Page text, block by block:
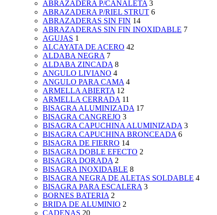
ABRAZADERA P/CANALETA 3
ABRAZADERA P/RIEL STRUT 6
ABRAZADERAS SIN FIN 14
ABRAZADERAS SIN FIN INOXIDABLE 7
AGUJAS 1
ALCAYATA DE ACERO 42
ALDABA NEGRA 7
ALDABA ZINCADA 8
ANGULO LIVIANO 4
ANGULO PARA CAMA 4
ARMELLA ABIERTA 12
ARMELLA CERRADA 11
BISAGRA ALUMINIZADA 17
BISAGRA CANGREJO 3
BISAGRA CAPUCHINA ALUMINIZADA 3
BISAGRA CAPUCHINA BRONCEADA 6
BISAGRA DE FIERRO 14
BISAGRA DOBLE EFECTO 2
BISAGRA DORADA 2
BISAGRA INOXIDABLE 8
BISAGRA NEGRA DE ALETAS SOLDABLE 4
BISAGRA PARA ESCALERA 3
BORNES BATERIA 2
BRIDA DE ALUMINIO 2
CADENAS 20